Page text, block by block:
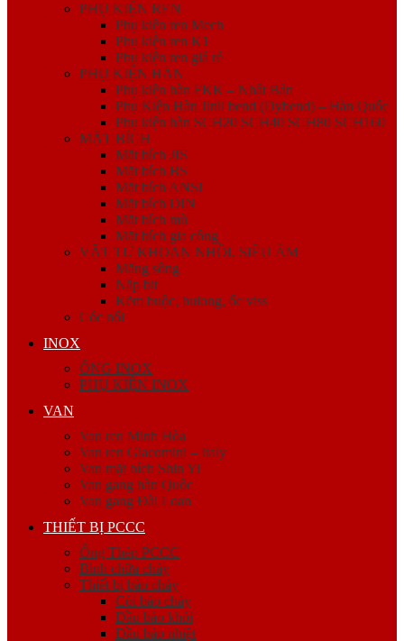
PHỤ KIỆN REN
Phụ kiện ren Mech
Phụ kiện ren K1
Phụ kiện ren giá rẻ
PHỤ KIỆN HÀN
Phụ kiện hàn FKK – Nhật Bản
Phụ Kiện Hàn Jinil bend (Dybend) – Hàn Quốc
Phụ kiện hàn SCH20 SCH40 SCH80 SCH160
MẶT BÍCH
Mặt bích JIS
Mặt bích BS
Mặt bích ANSI
Mặt bích DIN
Mặt bích mù
Mặt bích gia công
VẬT TƯ KHOAN NHỒI, SIÊU ÂM
Măng sông
Nắp bịt
Kẽm buộc, bulong, ốc viss
Cóc nối
INOX
ỐNG INOX
PHỤ KIỆN INOX
VAN
Van ren Minh Hòa
Van ren Giacomini – Italy
Van mặt bích Shin Yi
Van gang hàn Quốc
Van gang Đài Loan
THIẾT BỊ PCCC
Ống Thép PCCC
Bình chữa cháy
Thiết bị báo cháy
Còi báo cháy
Đầu báo khói
Đầu báo nhiệt